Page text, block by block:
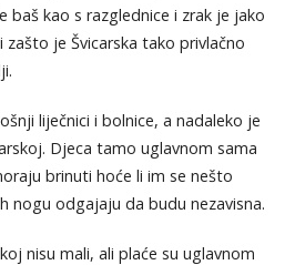
baš kao s razglednice i zrak je jako
je Švicarska tako privlačno
liječnici i bolnice, a nadaleko je
Djeca tamo uglavnom sama
brinuti hoće li im se nešto
nogu odgajaju da budu nezavisna.
nisu mali, ali plaće su uglavnom